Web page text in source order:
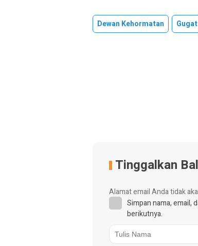
Dewan Kehormatan Gugat
Tinggalkan
Alamat email Anda tidak
Simpan nama, email,
berikutnya.